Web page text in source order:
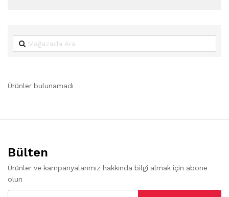
Ürünler bulunamadı
Bülten
Ürünler ve kampanyalarımız hakkında bilgi almak için abone
olun